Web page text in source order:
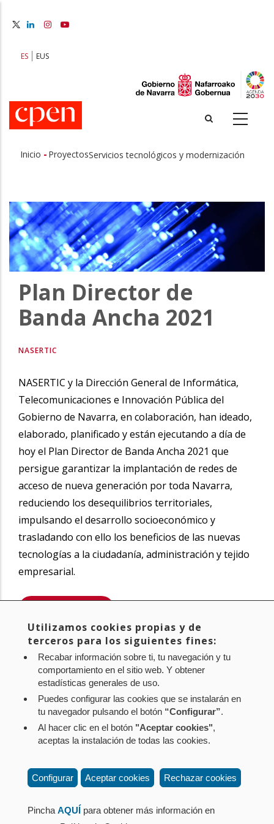
principal
ES EUS
de
ayuda
a
la
navegación
Inicio - ProyectosServicios tecnológicos y modernización
Plan Director de
Banda Ancha 2021
NASERTIC
NASERTIC y la Dirección General de Informática,
Telecomunicaciones e Innovación Pública del
Gobierno de Navarra, en colaboración, han ideado,
elaborado, planificado y están ejecutando a día de
hoy el Plan Director de Banda Ancha 2021 que
persigue garantizar la implantación de redes de
acceso de nueva generación por toda Navarra,
reduciendo los desequilibrios territoriales,
impulsando el desarrollo socioeconómico y
trasladando con ello los beneficios de las nuevas
tecnologías a la ciudadanía, administración y tejido
empresarial.
TwitterFacebook
Política de privacidad
Política de cookies
Contacto: Paseo de Sarasate nº 38, 2º Dcha - 31001
Pamplona (Navarra) Tel.: 848 42 08 72
corporacion@cpen.es
Utilizamos cookies propias y de
terceros para los siguientes fines:
Recabar información sobre ti, tu navegación y tu
comportamiento en el sitio web. Y obtener
estadísticas generales de uso.
Puedes configurar las cookies que se instalarán en
tu navegador pulsando el botón “Configurar”.
Al hacer clic en el botón "Aceptar cookies",
aceptas la instalación de todas las cookies.
Configurar Aceptar cookies Rechazar cookies
Pincha AQUÍ para obtener más información en